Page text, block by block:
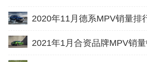
2020年11月德系MPV销量排